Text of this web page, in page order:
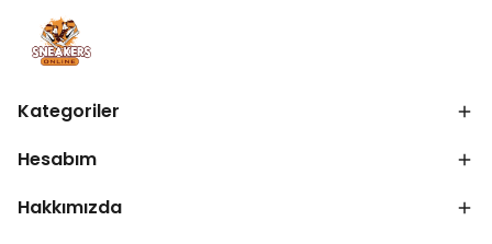
Kategoriler
Hesabım
Hakkımızda